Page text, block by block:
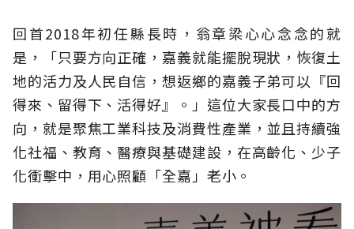
回首2018年初任縣長時，翁章梁心心念念的就
是，「只要方向正確，嘉義就能擺脫現狀，恢復土
地的活力及人民自信，想返鄉的嘉義子弟可以『回
得來、留得下、活得好』。」這位大家長口中的方
向，就是聚焦工業科技及消費性產業，並且持續強
化社福、教育、醫療與基礎建設，在高齡化、少子
化衝擊中，用心照顧「全嘉」老小。